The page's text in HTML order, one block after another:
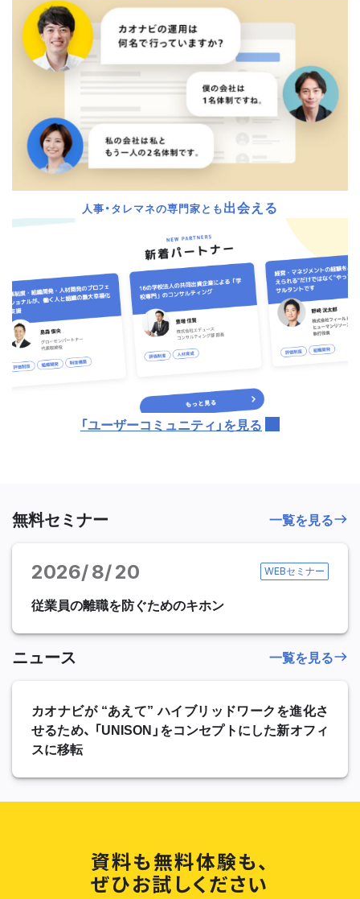
無料セミナー
2026 8 20 WEBセミナー
従業員の離職を防ぐためのキホン
一覧を見る
ニュース
カオナビが “あえて” ハイブリッドワークを進化さ
せるため、 「UNISON」をコンセプトにした新オフィ
スに移転
一覧を見る
人事・タレマネの専門家とも出会える
「ユーザーコミュニティ」を見る
資料も無料体験も、
ぜひお試しください